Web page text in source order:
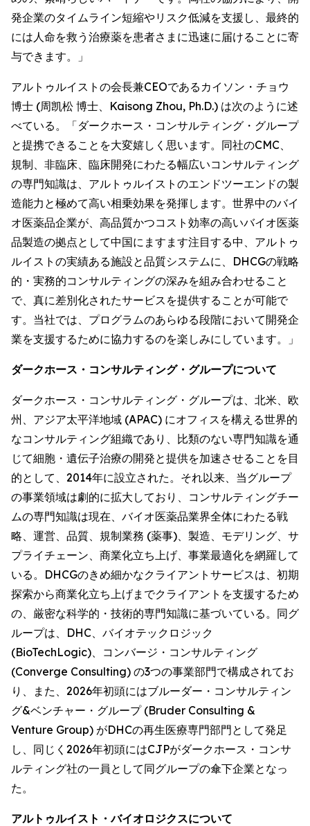
発企業のタイムライン短縮やリスク低減を支援し、最終的
には人命を救う治療薬を患者さまに迅速に届けることに寄
与できます。」
アルトゥルイストの会長兼CEOであるカイソン・チョウ
博士 (周凯松 博士、Kaisong Zhou, Ph.D.) は次のように述
べている。「ダークホース・コンサルティング・グループ
と提携できることを大変嬉しく思います。同社のCMC、
規制、非臨床、臨床開発にわたる幅広いコンサルティング
の専門知識は、アルトゥルイストのエンドツーエンドの製
造能力と極めて高い相乗効果を発揮します。世界中のバイ
オ医薬品企業が、高品質かつコスト効率の高いバイオ医薬
品製造の拠点として中国にますます注目する中、アルトゥ
ルイストの実績ある施設と品質システムに、DHCGの戦略
的・実務的コンサルティングの深みを組み合わせること
で、真に差別化されたサービスを提供することが可能で
す。当社では、プログラムのあらゆる段階において開発企
業を支援するために協力するのを楽しみにしています。」
ダークホース・コンサルティング・グループについて
ダークホース・コンサルティング・グループは、北米、欧
州、アジア太平洋地域 (APAC) にオフィスを構える世界的
なコンサルティング組織であり、比類のない専門知識を通
じて細胞・遺伝子治療の開発と提供を加速させることを目
的として、2014年に設立された。それ以来、当グループ
の事業領域は劇的に拡大しており、コンサルティングチー
ムの専門知識は現在、バイオ医薬品業界全体にわたる戦
略、運営、品質、規制業務 (薬事)、製造、モデリング、サ
プライチェーン、商業化立ち上げ、事業最適化を網羅して
いる。DHCGのきめ細かなクライアントサービスは、初期
探索から商業化立ち上げまでクライアントを支援するため
の、厳密な科学的・技術的専門知識に基づいている。同グ
ループは、DHC、バイオテックロジック
(BioTechLogic)、コンバージ・コンサルティング
(Converge Consulting) の3つの事業部門で構成されてお
り、また、2026年初頭にはブルーダー・コンサルティン
グ&ベンチャー・グループ (Bruder Consulting &
Venture Group) がDHCの再生医療専門部門として発足
し、同じく2026年初頭にはCJPがダークホース・コンサ
ルティング社の一員として同グループの傘下企業となっ
た。
アルトゥルイスト・バイオロジクスについて